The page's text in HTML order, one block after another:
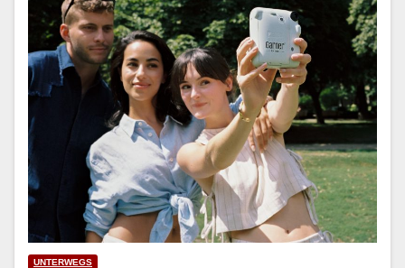
UNTERWEGS